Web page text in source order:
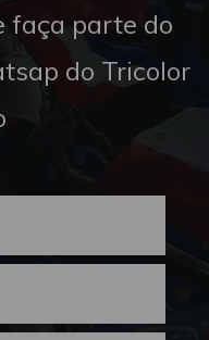
faça parte do
do Tricolor